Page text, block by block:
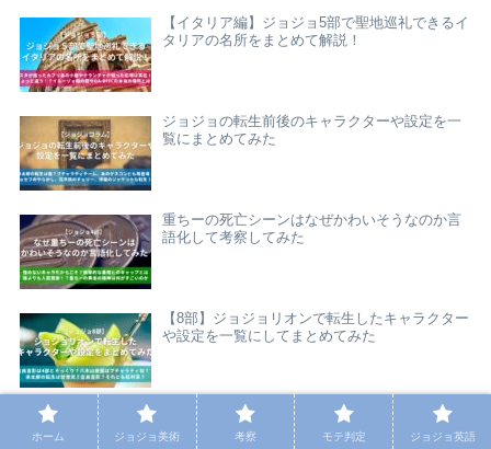
【イタリア編】ジョジョ5部で聖地巡礼できるイ
タリアの名所をまとめて解説！
ジョジョの転生前後のキャラクターや設定を一
覧にまとめてみた
重ちーの死亡シーンはなぜかわいそうなのか言
語化して考察してみた
【8部】ジョジョリオンで転生したキャラクター
や設定を一覧にしてまとめてみた
タグ
ホーム ジョジョ美術 考察 モテ判定 ジョジョ英語